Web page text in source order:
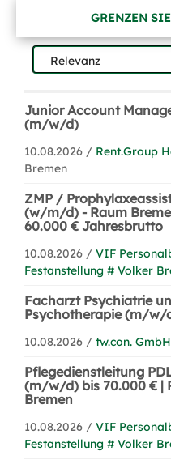
GRENZEN
Junior Account
(m/w/d)
10.08.2026 / Rent.Group
Bremen
ZMP /
(w/m/d) - Raum
60.000 € Jahresbrutto
10.08.2026 / VIF
Festanstellung # Volker
Facharzt Psychiatrie
Psychotherapie (m/w/
10.08.2026 / tw.con. GmbH
Pflegedienstleitung
(m/w/d) bis 70.000 € |
Bremen
10.08.2026 / VIF
Festanstellung # Volker